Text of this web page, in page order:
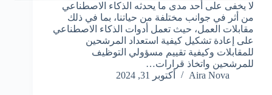
لا يخفى على أحد مدى ما يحدثه الذكاء الاصطناعي
من أثر في جوانب مختلفة من حياتنا، بما في ذلك
مقابلات العمل، حيث تعمل أدوات الذكاء الاصطناعي
على إعادة تشكيل كيفية استعداد المرشحين
للمقابلات وكيفية تقييم مسؤولي التوظيف
للمرشحين واتخاذ قرارات…
Aira Nova
أكتوبر 31, 2024